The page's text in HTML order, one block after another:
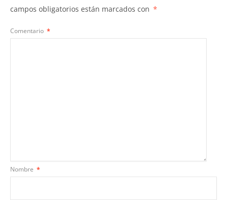
campos obligatorios están marcados con *
Comentario *
Nombre *